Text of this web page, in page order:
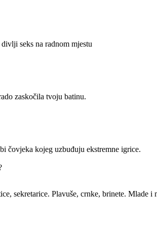
seks na radnom mjestu
zaskočila tvoju batinu.
čovjeka kojeg uzbuđuju ekstremne igrice.
sekretarice. Plavuše, crnke, brinete. Mlade